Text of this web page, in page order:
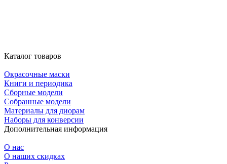
Каталог товаров
Окрасочные маски
Книги и периодика
Сборные модели
Собранные модели
Материалы для диорам
Наборы для конверсии
Дополнительная информация
О нас
О наших скидках